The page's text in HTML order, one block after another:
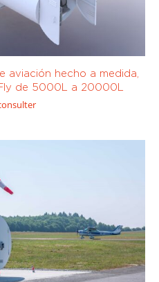
combustible
Avgaz (100LL
y UL91)
000 litros(7)
aviación hecho a medida,
Fly de 5000L a 20000L